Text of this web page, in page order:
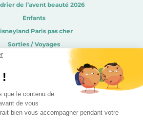
que le contenu de
de vous
bien vous accompagner pendant votre
de l’avent beauté 2026
Enfants
Paris pas cher
Sorties / Voyages
bons plans par mail !